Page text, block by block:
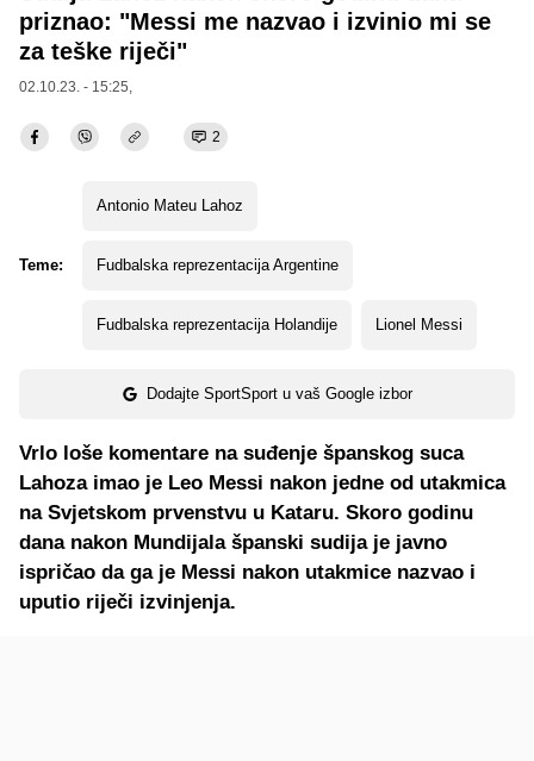
priznao: "Messi me nazvao i izvinio mi se
za teške riječi"
02.10.23. - 15:25,
2
Teme:
Antonio Mateu Lahoz
Fudbalska reprezentacija Argentine
Fudbalska reprezentacija Holandije Lionel Messi
Dodajte SportSport u vaš Google izbor
Vrlo loše komentare na suđenje španskog suca
Lahoza imao je Leo Messi nakon jedne od utakmica
na Svjetskom prvenstvu u Kataru. Skoro godinu
dana nakon Mundijala španski sudija je javno
ispričao da ga je Messi nakon utakmice nazvao i
uputio riječi izvinjenja.